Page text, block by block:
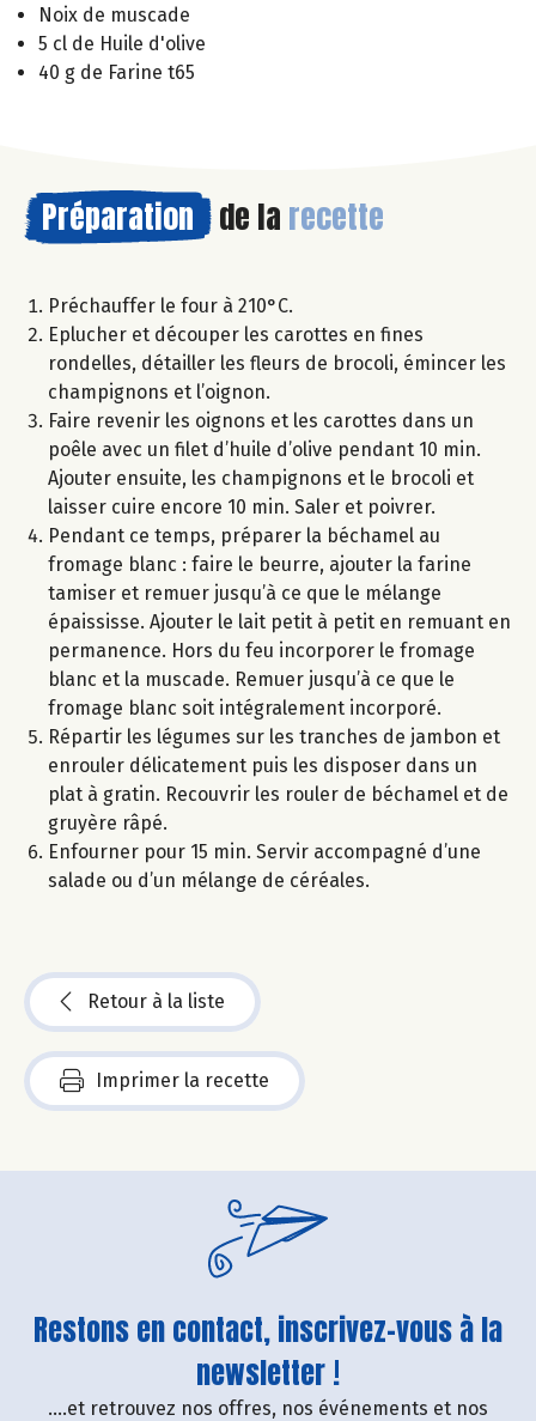
Noix de muscade
5 cl de Huile d'olive
40 g de Farine t65
Préparation de la recette
Préchauffer le four à 210°C.
Eplucher et découper les carottes en fines
rondelles, détailler les fleurs de brocoli, émincer les
champignons et l’oignon.
Faire revenir les oignons et les carottes dans un
poêle avec un filet d’huile d’olive pendant 10 min.
Ajouter ensuite, les champignons et le brocoli et
laisser cuire encore 10 min. Saler et poivrer.
Pendant ce temps, préparer la béchamel au
fromage blanc : faire le beurre, ajouter la farine
tamiser et remuer jusqu’à ce que le mélange
épaississe. Ajouter le lait petit à petit en remuant en
permanence. Hors du feu incorporer le fromage
blanc et la muscade. Remuer jusqu’à ce que le
fromage blanc soit intégralement incorporé.
Répartir les légumes sur les tranches de jambon et
enrouler délicatement puis les disposer dans un
plat à gratin. Recouvrir les rouler de béchamel et de
gruyère râpé.
Enfourner pour 15 min. Servir accompagné d’une
salade ou d’un mélange de céréales.
Retour à la liste
Imprimer la recette
Restons en contact, inscrivez-vous à la
newsletter !
....et retrouvez nos offres, nos événements et nos